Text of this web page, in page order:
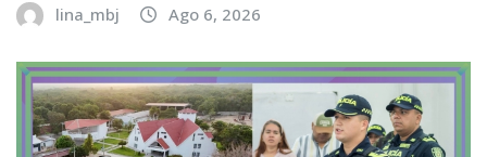
lina_mbj Ago 6, 2026